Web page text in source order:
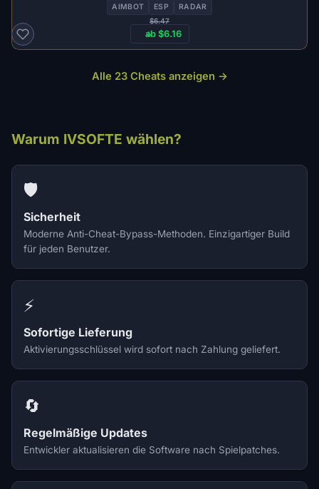
AIMBOT ESP RADAR
$6.47
ab $6.16
Alle 23 Cheats anzeigen →
Warum IVSOFTE wählen?
🛡️
Sicherheit
Moderne Anti-Cheat-Bypass-Methoden. Einzigartiger Build
für jeden Benutzer.
⚡
Sofortige Lieferung
Aktivierungsschlüssel wird sofort nach Zahlung geliefert.
🔄
Regelmäßige Updates
Entwickler aktualisieren die Software nach Spielpatches.